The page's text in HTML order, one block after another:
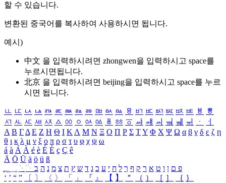
할 수 있습니다.
변환된 중국어를 복사하여 사용하시면 됩니다.
예시)
中文 을 입력하시려면 zhongwen을 입력하시고 space를
누르시면됩니다.
北京 을 입력하시려면 beijing을 입력하시고 space를 누르
시면 됩니다.
ㅥ ㅦ ㅧ ㅨ ㅩ ㅪ ㅫ ㅬ ㅭ ㅮ ㅯ ㅰ ㅱ ㅲ ㅳ ㅴ ㅵ ㅶ ㅷ ㅸ
ㅹ
ㅺ ㅻ ㅼ ㅽ ㅾ ㅿ ㆀ ㆁ ㆂ ㆃ ㆄ ㆅ ㆆ ㆇ ㆈ ㆉ ㆊ ㆋ ㆌ ㆍ
ㆎ
Α Β ΓΔ Ε Ζ Η Θ Ι ΚΛ Μ Ν Ξ Ο Π Ρ Σ ΤΥ Φ Χ Ψ Ω α β γ δ ε ζ η
θ ι κ λ μ ν ξ ο π ρ σ τ υ φ χ ψ ω
á à Á À é è É È ç Ç ê
Ä Ö Ü ä ö ü ß
ִֶֹ ֻּ ׁׂ פ ם ן ו ט א ר ק ף ך ל ח י ע כ ג ד ש ץ ת צ מ נ ה ב
‘ ’ “ ” 〔 〕 〈 〉 「 」 『 』 【 】 ＂ （ ） ［ ］ ｛ ｝